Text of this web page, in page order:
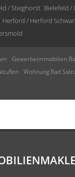
/ Stieghorst Bielefeld /
Herford / Herford
Gewerbeimmobilien
Wohnung Bad